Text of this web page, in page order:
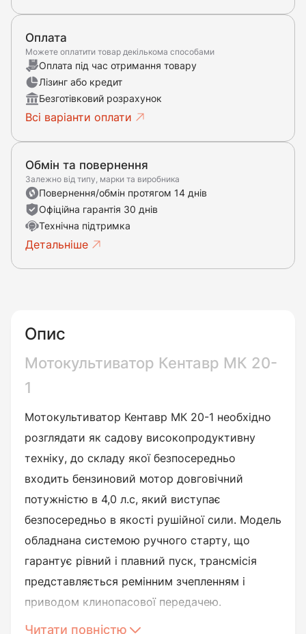
Оплата
Можете оплатити товар декількома способами
Оплата під час отримання товару
Лізинг або кредит
Безготівковий розрахунок
Всі варіанти оплати
Обмін та повернення
Залежно від типу, марки та виробника
Повернення/обмін протягом 14 днів
Офіційна гарантія 30 днів
Технічна підтримка
Детальніше
Опис
Мотокультиватор Кентавр МК 20-
1
Мотокультиватор Кентавр МК 20-1 необхідно
розглядати як садову високопродуктивну
техніку, до складу якої безпосередньо
входить бензиновий мотор довговічний
потужністю в 4,0 л.с, який виступає
безпосередньо в якості рушійної сили. Модель
обладнана системою ручного старту, що
гарантує рівний і плавний пуск, трансмісія
представляється ремінним зчепленням і
приводом клинопасової передачею.
Читати повністю